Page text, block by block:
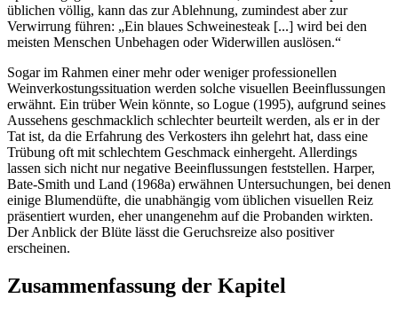
üblichen völlig, kann das zur Ablehnung, zumindest aber zur
Verwirrung führen: „Ein blaues Schweinesteak [...] wird bei den
meisten Menschen Unbehagen oder Widerwillen auslösen.“
Sogar im Rahmen einer mehr oder weniger professionellen
Weinverkostungssituation werden solche visuellen Beeinflussungen
erwähnt. Ein trüber Wein könnte, so Logue (1995), aufgrund seines
Aussehens geschmacklich schlechter beurteilt werden, als er in der
Tat ist, da die Erfahrung des Verkosters ihn gelehrt hat, dass eine
Trübung oft mit schlechtem Geschmack einhergeht. Allerdings
lassen sich nicht nur negative Beeinflussungen feststellen. Harper,
Bate-Smith und Land (1968a) erwähnen Untersuchungen, bei denen
einige Blumendüfte, die unabhängig vom üblichen visuellen Reiz
präsentiert wurden, eher unangenehm auf die Probanden wirkten.
Der Anblick der Blüte lässt die Geruchsreize also positiver
erscheinen.
Zusammenfassung der Kapitel